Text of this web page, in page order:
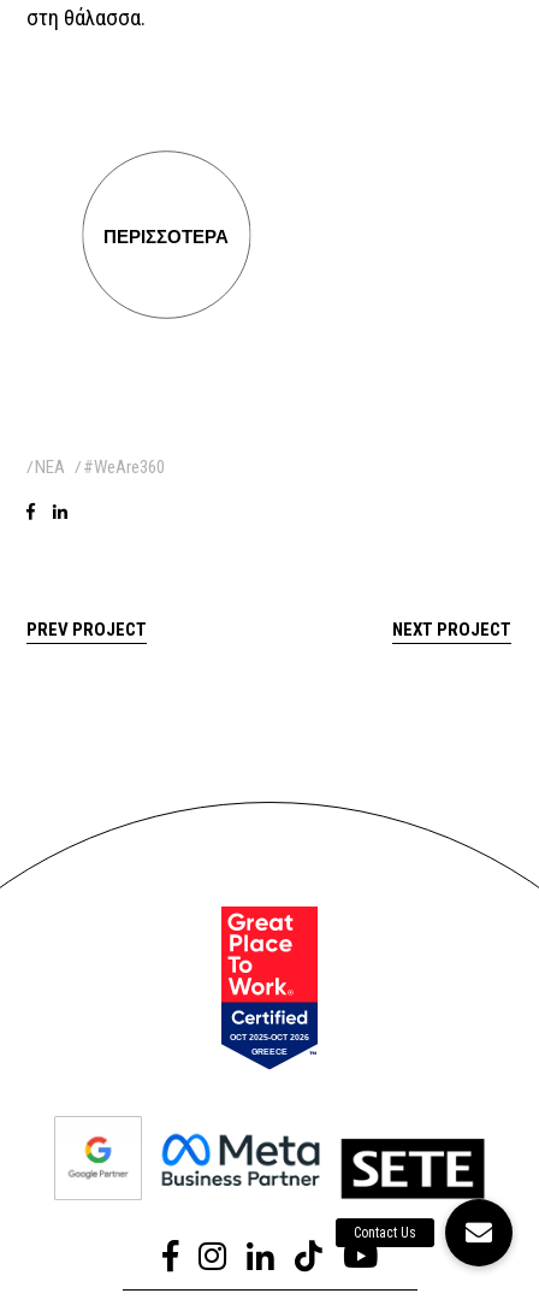
στη θάλασσα.
ΠΕΡΙΣΣΟΤΕΡΑ
ΝΕΑ #WeAre360
PREV PROJECT NEXT PROJECT